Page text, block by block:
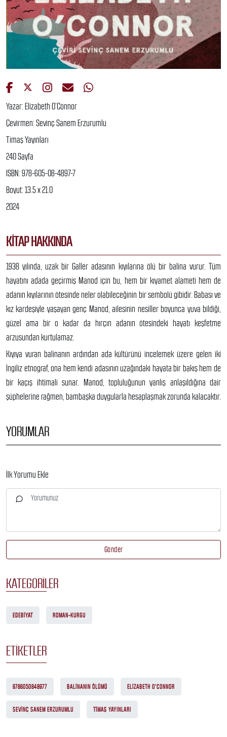
Yazar: Elizabeth O’Connor
Çevirmen: Sevinç Sanem Erzurumlu
Timaş Yayınları
240 Sayfa
ISBN: 978-605-08-4897-7
Boyut: 13.5 x 21.0
2024
KITAP HAKKINDA
1938 yılında, uzak bir Galler adasının kıyılarına ölü bir balina vurur. Tüm
hayatını adada geçirmiş Manod için bu, hem bir kıyamet alameti hem de
adanın kıyılarının ötesinde neler olabileceğinin bir sembolü gibidir. Babası ve
kız kardeşiyle yaşayan genç Manod, ailesinin nesiller boyunca yuva bildiği,
güzel ama bir o kadar da hırçın adanın ötesindeki hayatı keşfetme
arzusundan kurtulamaz.
Kıyıya vuran balinanın ardından ada kültürünü incelemek üzere gelen iki
İngiliz etnograf, ona hem kendi adasının uzağındaki hayata bir bakış hem de
bir kaçış ihtimali sunar. Manod, topluluğunun yanlış anlaşıldığına dair
şüphelerine rağmen, bambaşka duygularla hesaplaşmak zorunda kalacaktır.
YORUMLAR
İlk Yorumu Ekle
Gönder
KATEGORILER
EDEBIYAT ROMAN-KURGU
ETIKETLER
9786050848977 BALINANIN ÖLÜMÜ ELIZABETH O'CONNOR
SEVINÇ SANEM ERZURUMLU TIMAŞ YAYINLARI